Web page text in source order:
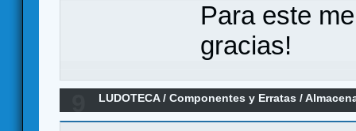
Para este
gracias!
LUDOTECA/Componentes y Erratas /